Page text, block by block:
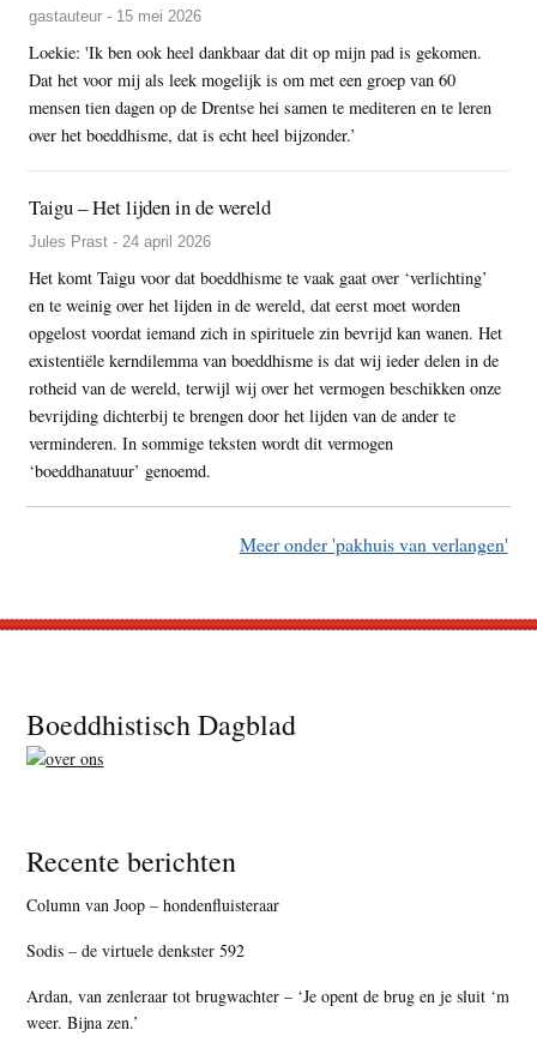
gastauteur - 15 mei 2026
Loekie: 'Ik ben ook heel dankbaar dat dit op mijn pad is gekomen.
Dat het voor mij als leek mogelijk is om met een groep van 60
mensen tien dagen op de Drentse hei samen te mediteren en te leren
over het boeddhisme, dat is echt heel bijzonder.’
Taigu – Het lijden in de wereld
Jules Prast - 24 april 2026
Het komt Taigu voor dat boeddhisme te vaak gaat over ‘verlichting’
en te weinig over het lijden in de wereld, dat eerst moet worden
opgelost voordat iemand zich in spirituele zin bevrijd kan wanen. Het
existentiële kerndilemma van boeddhisme is dat wij ieder delen in de
rotheid van de wereld, terwijl wij over het vermogen beschikken onze
bevrijding dichterbij te brengen door het lijden van de ander te
verminderen. In sommige teksten wordt dit vermogen
‘boeddhanatuur’ genoemd.
Meer onder 'pakhuis van verlangen'
Footer
Boeddhistisch Dagblad
Recente berichten
Column van Joop – hondenfluisteraar
Sodis – de virtuele denkster 592
Ardan, van zenleraar tot brugwachter – ‘Je opent de brug en je sluit ‘m
weer. Bijna zen.’